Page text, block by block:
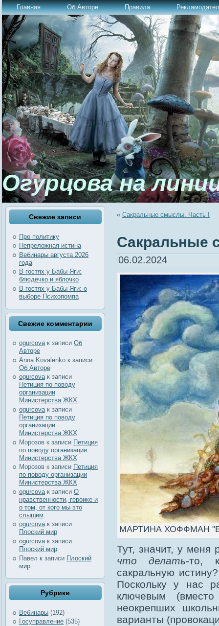
Главная Об Авторе Правила
Огурцова на
Свежие записи
Про политику
Непреложная истина
Вебинары августа 2026
года
В гостях у Бабы Яги:
блюдечко и яблочко
В гостях у Бабы Яги: о
выборе Психопомпа
Свежие комментарии
ogurcovaк записи Об
Авторе
Anna Kovalenko к записи
Об Авторе
ogurcovaк записи
Петиция по поводу
организации
Министерства ЖКХ
ogurcova к записи
Петиция по поводу
организации
Министерства ЖКХ
Морозов к записи Петиция
по поводу организации
Министерства ЖКХ
Морозов к записи Петиция
по поводу организации
Министерства ЖКХ
ogurcova к записи О
нравственности, героике и
о том, от кого мы это
слышим
ogurcovaк записи
Плоский мир
ogurcova к записи
Плоский мир
Павел к записи Плоский
мир
Рубрики
Вебинары (192)
Госуправление (535)
« Сакральные смыслы. Часть I
Сакральные
06.02.2024
МАРТИНА ХОФФМАН
Тут, значит, у меня
что делать-то,
сакральную
Поскольку у нас
ключевым
неокрепших
варианты